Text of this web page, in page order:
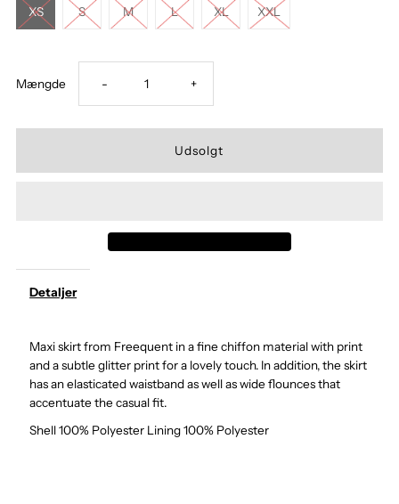
XS S M L XL XXL
Mængde - +
Detaljer
Maxi skirt from Freequent in a fine chiffon material with print
and a subtle glitter print for a lovely touch. In addition, the skirt
has an elasticated waistband as well as wide flounces that
accentuate the casual fit.
Shell 100% Polyester Lining 100% Polyester